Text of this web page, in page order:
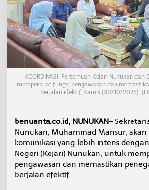
a
k
a
n
u
k
u
m
B
e
a
a
n
E
f
KOORDINASI: Pertemuan Kejari Nunukan dan
memperkuat fungsi pengawasan dan
berjalan efektif, Kamis (30/10/2025).
benuanta.co.id, NUNUKAN–
Nunukan, Muhammad Mansur,
komunikasi yang lebih intens
Negeri (Kejari) Nunukan, untuk
pengawasan dan memastikan
berjalan efektif.